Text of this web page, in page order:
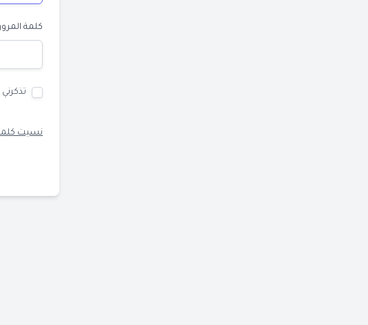
كلمة المرور
تذكرني
نسيت كلمة